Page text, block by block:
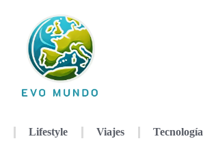
Lifestyle Viajes Tecnología